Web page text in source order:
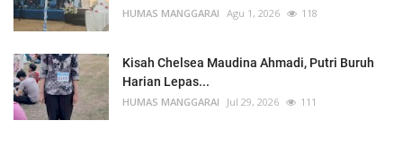
HUMAS MANGGARAI Agu 1, 2026 118
Kisah Chelsea Maudina Ahmadi, Putri Buruh
Harian Lepas...
HUMAS MANGGARAI Jul 29, 2026 111